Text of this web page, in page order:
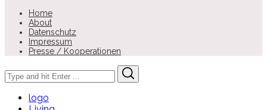
Home
About
Datenschutz
Impressum
Presse / Kooperationen
Search
for:
logo